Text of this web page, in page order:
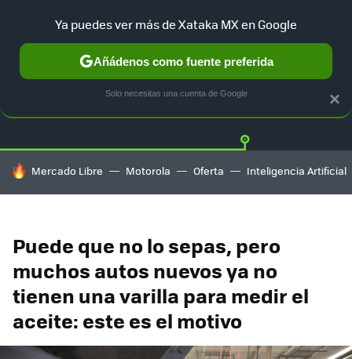
TESLA UBER AUTO ELECTRICO Twitter
HOY SE HABLA DE
Mercado Libre Motorola Oferta Inteligencia Artificial
Puede que no lo sepas, pero
muchos autos nuevos ya no
tienen una varilla para medir el
aceite: este es el motivo
×
Ya puedes ver más de Xataka MX en Google
Añádenos como fuente preferida
Solo necesitas una cuenta de Google